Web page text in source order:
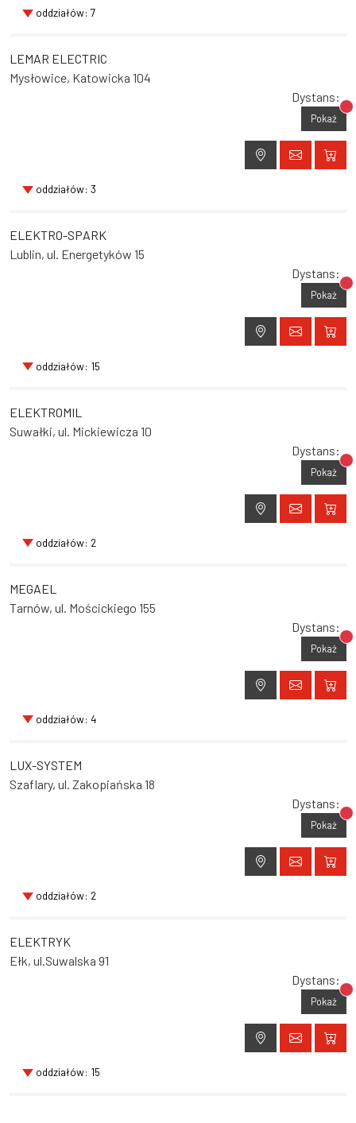
oddziałów: 7
LEMAR ELECTRIC
Mysłowice, Katowicka 104
Dystans:
Pokaż
oddziałów: 3
ELEKTRO-SPARK
Lublin, ul. Energetyków 15
Dystans:
Pokaż
oddziałów: 15
ELEKTROMIL
Suwałki, ul. Mickiewicza 10
Dystans:
Pokaż
oddziałów: 2
MEGAEL
Tarnów, ul. Mościckiego 155
Dystans:
Pokaż
oddziałów: 4
LUX-SYSTEM
Szaflary, ul. Zakopiańska 18
Dystans:
Pokaż
oddziałów: 2
ELEKTRYK
Ełk, ul.Suwalska 91
Dystans:
Pokaż
oddziałów: 15